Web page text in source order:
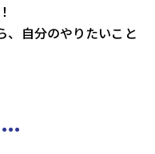
、自分のやりたいこと
…